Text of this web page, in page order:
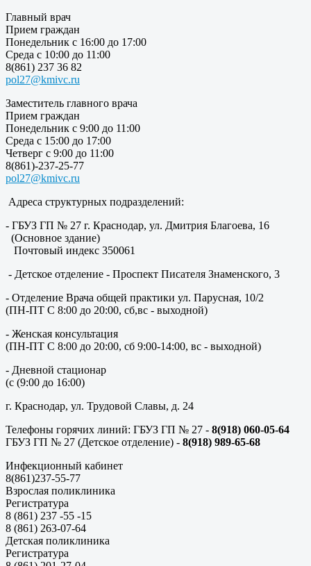
Главный врач
Прием граждан
Понедельник с 16:00 до 17:00
Среда с 10:00 до 11:00
8(861) 237 36 82
pol27@kmivc.ru
Заместитель главного врача
Прием граждан
Понедельник с 9:00 до 11:00
Среда с 15:00 до 17:00
Четверг с 9:00 до 11:00
8(861)-237-25-77
pol27@kmivc.ru
Адреса структурных подразделений:
- ГБУЗ ГП № 27 г. Краснодар, ул. Дмитрия Благоева, 16
(Основное здание)
Почтовый индекс 350061
- Детское отделение - Проспект Писателя Знаменского, 3
- Отделение Врача общей практики ул. Парусная, 10/2
(ПН-ПТ С 8:00 до 20:00, сб,вс - выходной)
- Женская консультация
(ПН-ПТ С 8:00 до 20:00, сб 9:00-14:00, вс - выходной)
- Дневной стационар
(с (9:00 до 16:00)
г. Краснодар, ул. Трудовой Славы, д. 24
Телефоны горячих линий: ГБУЗ ГП № 27 - 8(918) 060-05-64
ГБУЗ ГП № 27 (Детское отделение) - 8(918) 989-65-68
Инфекционный кабинет
8(861)237-55-77
Взрослая поликлиника
Регистратура
8 (861) 237 -55 -15
8 (861) 263-07-64
Детская поликлиника
Регистратура